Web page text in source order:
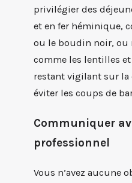
privilégier des
et en fer héminique,
ou le boudin noir, ou
comme les lentilles
restant vigilant sur
éviter les coups de
Communiquer
professionnel
Vous n’avez aucune